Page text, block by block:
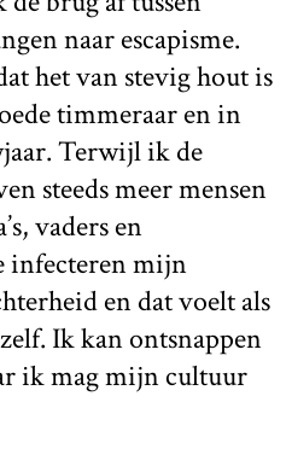
naar escapisme.
het van stevig hout is
timmeraar en in
Terwijl ik de
steeds meer mensen
vaders en
infecteren mijn
en dat voelt als
Ik kan ontsnappen
ik mag mijn cultuur